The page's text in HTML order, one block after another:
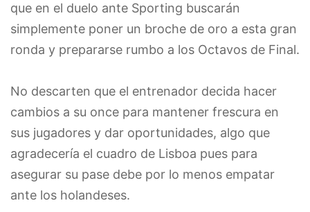
que en el duelo ante Sporting buscarán
simplemente poner un broche de oro a esta gran
ronda y prepararse rumbo a los Octavos de Final.
No descarten que el entrenador decida hacer
cambios a su once para mantener frescura en
sus jugadores y dar oportunidades, algo que
agradecería el cuadro de Lisboa pues para
asegurar su pase debe por lo menos empatar
ante los holandeses.